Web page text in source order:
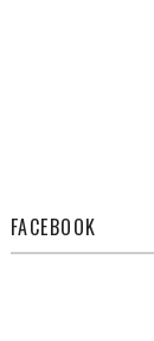
FACEBOOK